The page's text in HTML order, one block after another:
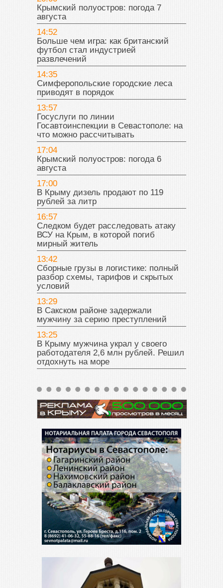
Крымский полуостров: погода 7
августа
14:52
Больше чем игра: как британский
футбол стал индустрией
развлечений
14:35
Симферопольские городские леса
приводят в порядок
13:57
Госуслуги по линии
Госавтоинспекции в Севастополе: на
что можно рассчитывать
17:04
Крымский полуостров: погода 6
августа
17:00
В Крыму дизель продают по 119
рублей за литр
16:57
Следком будет расследовать атаку
ВСУ на Крым, в которой погиб
мирный житель
13:42
Сборные грузы в логистике: полный
разбор схемы, тарифов и скрытых
условий
13:29
В Сакском районе задержали
мужчину за серию преступлений
13:25
В Крыму мужчина украл у своего
работодателя 2,6 млн рублей. Решил
отдохнуть на море